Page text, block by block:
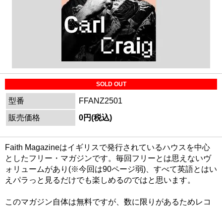
SOLD OUT
型番
FFANZ2501
販売価格
0円(税込)
Faith Magazineはイギリスで発行されているハウスを中心
としたフリー・マガジンです。毎回フリーとは思えないヴ
ォリュームがあり(※今回は90ページ弱)、すべて英語とはい
えパラっと見るだけでも楽しめるのではと思います。
このマガジン自体は無料ですが、数に限りがあるためレコ